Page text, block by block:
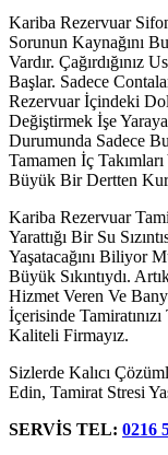
Kariba Rezervuar
Sorunun Kaynağını
Vardır. Çağırdığınız
Başlar. Sadece
Rezervuar İçindeki
Değiştirmek İşe
Durumunda Sadece
Tamamen İç
Büyük Bir Dertten
Kariba Rezervuar
Yarattığı Bir Su
Yaşatacağını Biliyor
Büyük Sıkıntıydı.
Hizmet Veren Ve
İçerisinde
Kaliteli Firmayız.
Sizlerde Kalıcı
Edin, Tamirat Stresi
SERVİS TEL: 0216